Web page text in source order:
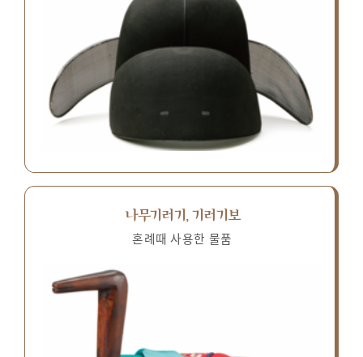
나무기러기, 기러기보
혼례때 사용한 물품